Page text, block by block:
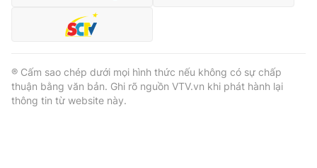
® Cấm sao chép dưới mọi hình thức nếu không có sự chấp
thuận bằng văn bản. Ghi rõ nguồn VTV.vn khi phát hành lại
thông tin từ website này.